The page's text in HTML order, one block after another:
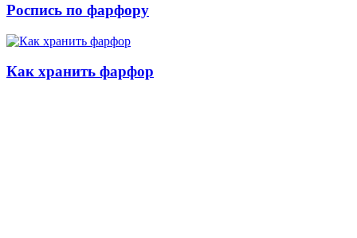
Роспись по фарфору
Как хранить фарфор